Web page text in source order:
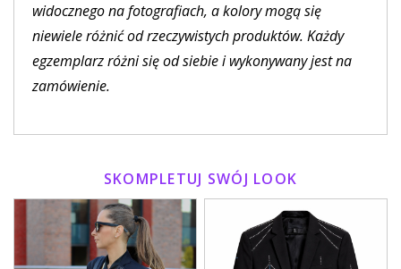
widocznego na fotografiach, a kolory mogą się
niewiele różnić od rzeczywistych produktów. Każdy
egzemplarz różni się od siebie i wykonywany jest na
zamówienie.
SKOMPLETUJ SWÓJ LOOK